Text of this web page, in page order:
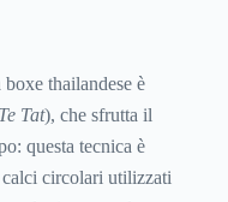
thailandese è
Te Tat), che sfrutta il
questa tecnica è
circolari utilizzati